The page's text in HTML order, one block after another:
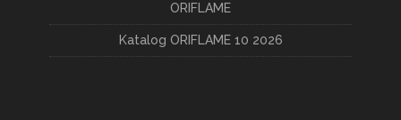
ORIFLAME
Katalog ORIFLAME 10 2026